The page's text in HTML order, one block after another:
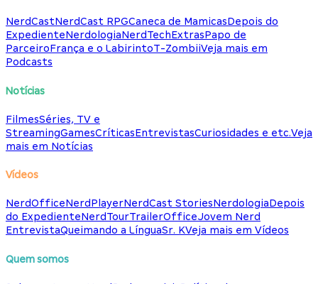
NerdCastNerdCast RPGCaneca de MamicasDepois do
ExpedienteNerdologiaNerdTechExtrasPapo de
ParceiroFrança e o LabirintoT-ZombiiVeja mais em
Podcasts
Notícias
FilmesSéries, TV e
StreamingGamesCríticasEntrevistasCuriosidades e etc.Veja
mais em Notícias
Vídeos
NerdOfficeNerdPlayerNerdCast StoriesNerdologiaDepois
do ExpedienteNerdTourTrailerOfficeJovem Nerd
EntrevistaQueimando a LínguaSr. KVeja mais em Vídeos
Quem somos